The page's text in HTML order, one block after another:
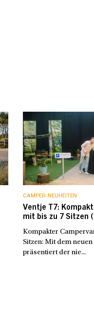
CAMPER-NEUHEITEN
Ventje T7:
mit bis zu 7 Sitzen
Kompakter
Sitzen: Mit dem neuen
präsentiert der nie...